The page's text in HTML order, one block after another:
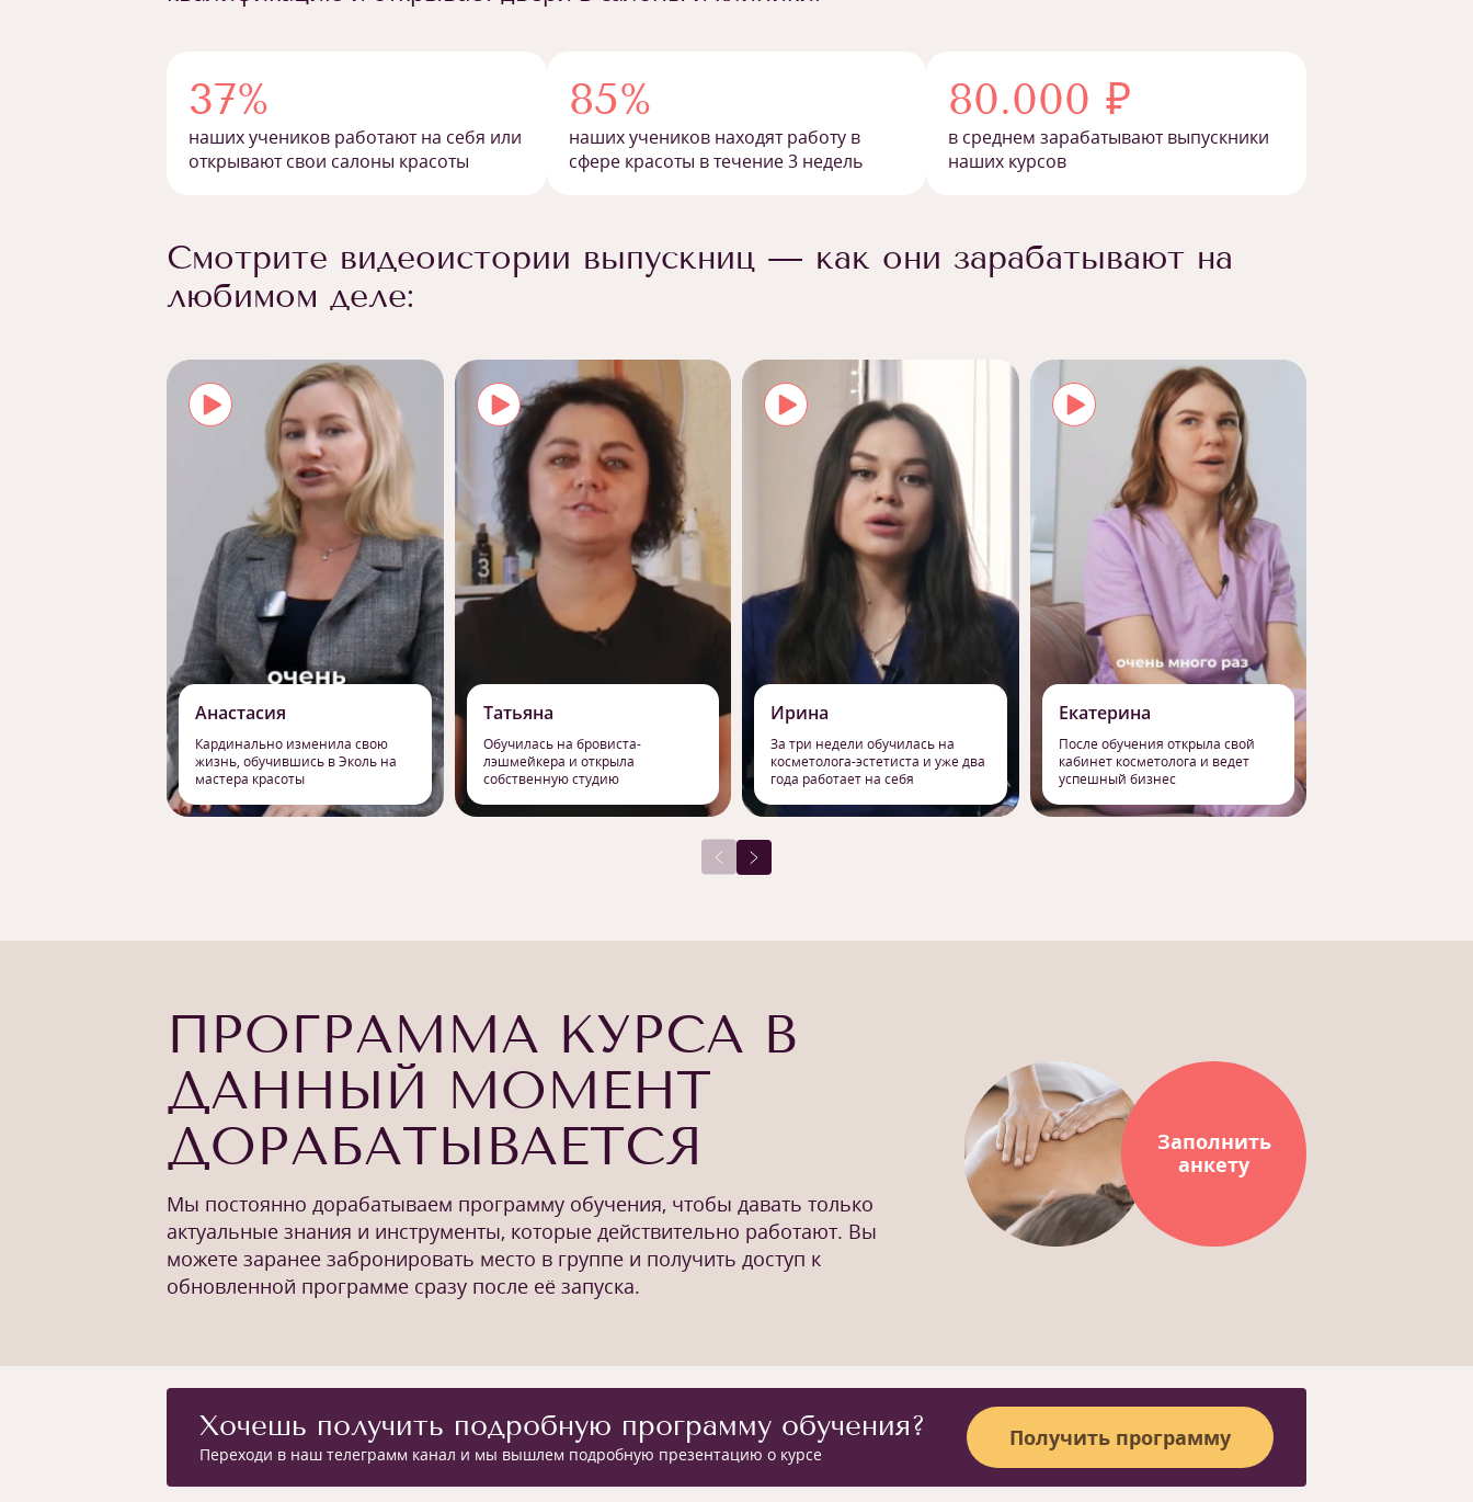
37%
наших учеников работают на себя или
открывают свои салоны красоты
85%
наших учеников находят работу в
сфере красоты в течение 3 недель
80.000 ₽
в среднем зарабатывают выпускники
наших курсов
Смотрите видеоистории выпускниц — как они зарабатывают на
любимом деле:
Анастасия
Кардинально изменила свою
жизнь, обучившись в Эколь на
мастера красоты
Татьяна
Обучилась на бровиста-
лэшмейкера и открыла
собственную студию
Ирина
За три недели обучилась на
косметолога-эстетиста и уже два
года работает на себя
Екатерина
После обучения открыла свой
кабинет косметолога и ведет
успешный бизнес
ПРОГРАММА КУРСА В
ДАННЫЙ МОМЕНТ
ДОРАБАТЫВАЕТСЯ
Мы постоянно дорабатываем программу обучения, чтобы давать только
актуальные знания и инструменты, которые действительно работают. Вы
можете заранее забронировать место в группе и получить доступ к
обновленной программе сразу после её запуска.
Заполнить
анкету
Хочешь получить подробную программу обучения?
Переходи в наш телеграмм канал и мы вышлем подробную презентацию о курсе
Получить программу